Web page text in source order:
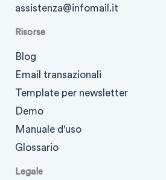
assistenza@infomail.it
Risorse
Blog
Email transazionali
Template per newsletter
Demo
Manuale d'uso
Glossario
Legale